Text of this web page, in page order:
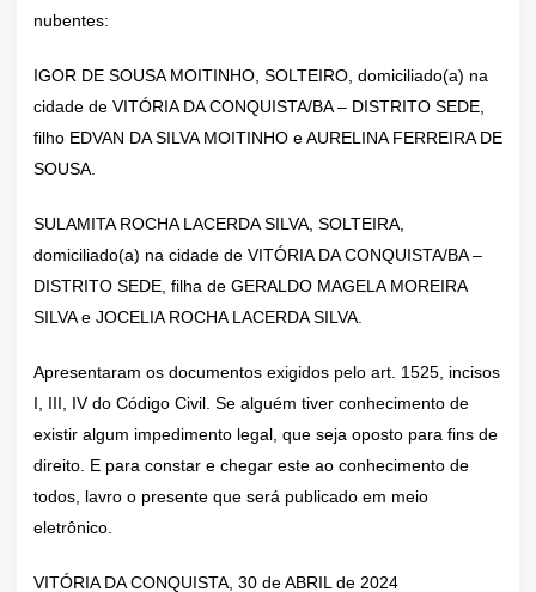
nubentes:
IGOR DE SOUSA MOITINHO, SOLTEIRO, domiciliado(a) na
cidade de VITÓRIA DA CONQUISTA/BA – DISTRITO SEDE,
filho EDVAN DA SILVA MOITINHO e AURELINA FERREIRA DE
SOUSA.
SULAMITA ROCHA LACERDA SILVA, SOLTEIRA,
domiciliado(a) na cidade de VITÓRIA DA CONQUISTA/BA –
DISTRITO SEDE, filha de GERALDO MAGELA MOREIRA
SILVA e JOCELIA ROCHA LACERDA SILVA.
Apresentaram os documentos exigidos pelo art. 1525, incisos
I, III, IV do Código Civil. Se alguém tiver conhecimento de
existir algum impedimento legal, que seja oposto para fins de
direito. E para constar e chegar este ao conhecimento de
todos, lavro o presente que será publicado em meio
eletrônico.
VITÓRIA DA CONQUISTA, 30 de ABRIL de 2024